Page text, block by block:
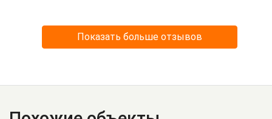
Показать больше отзывов